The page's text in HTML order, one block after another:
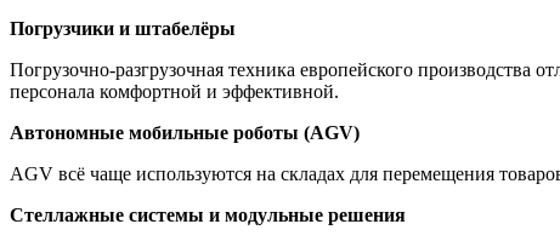
Погрузчики и штабелёры
Погрузочно-разгрузочная техника европейского
персонала комфортной и эффективной.
Автономные мобильные роботы (AGV)
AGV всё чаще используются на складах для перемещения
Стеллажные системы и модульные решения